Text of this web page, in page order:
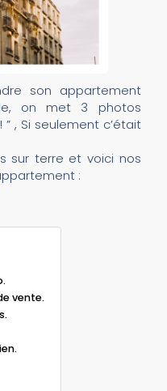
son appartement
on met 3 photos
” , Si seulement c’était
sur terre et voici nos
:
vente.